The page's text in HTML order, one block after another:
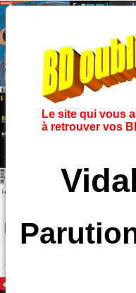
Le site qui vous
à retrouver vos